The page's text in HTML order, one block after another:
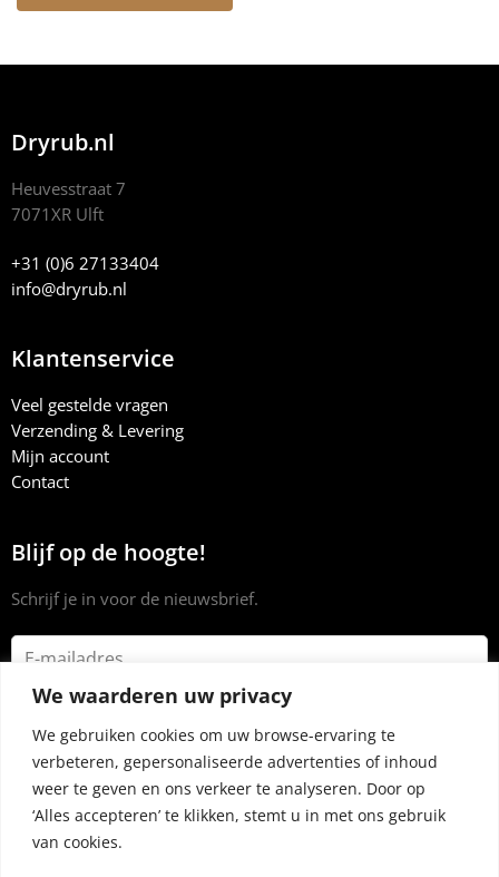
We waarderen uw privacy
We gebruiken cookies om uw browse-ervaring te
verbeteren, gepersonaliseerde advertenties of inhoud
weer te geven en ons verkeer te analyseren. Door op
‘Alles accepteren’ te klikken, stemt u in met ons gebruik
van cookies.
Dryrub.nl
Heuvesstraat 7
7071XR Ulft
+31 (0)6 27133404
info@dryrub.nl
Klantenservice
Veel gestelde vragen
Verzending & Levering
Mijn account
Contact
Blijf op de hoogte!
Schrijf je in voor de nieuwsbrief.